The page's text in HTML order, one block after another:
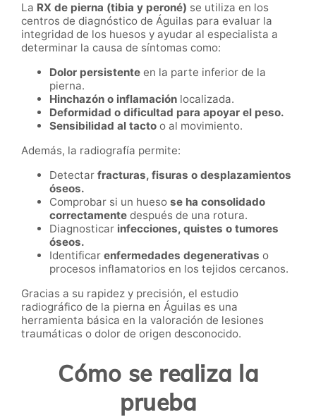
La RX de pierna (tibia y peroné) se utiliza en los
centros de diagnóstico de Águilas para evaluar la
integridad de los huesos y ayudar al especialista a
determinar la causa de síntomas como:
Dolor persistente en la parte inferior de la
pierna.
Hinchazón o inflamación localizada.
Deformidad o dificultad para apoyar el peso.
Sensibilidad al tacto o al movimiento.
Además, la radiografía permite:
Detectar fracturas, fisuras o desplazamientos
óseos.
Comprobar si un hueso se ha consolidado
correctamente después de una rotura.
Diagnosticar infecciones, quistes o tumores
óseos.
Identificar enfermedades degenerativas o
procesos inflamatorios en los tejidos cercanos.
Gracias a su rapidez y precisión, el estudio
radiográfico de la pierna en Águilas es una
herramienta básica en la valoración de lesiones
traumáticas o dolor de origen desconocido.
Cómo se realiza la
prueba